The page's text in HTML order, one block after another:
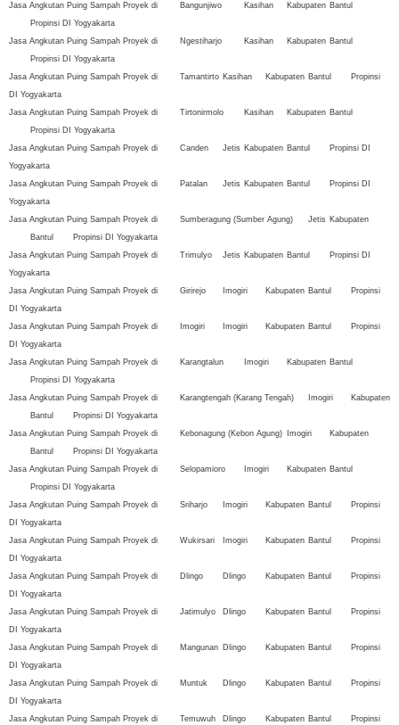
Jasa Angkutan Puing Sampah Proyek di
Bangunjiwo Kasihan Kabupaten Bantul
Propinsi DI Yogyakarta
Jasa Angkutan Puing Sampah Proyek di
Ngestiharjo Kasihan Kabupaten Bantul
Propinsi DI Yogyakarta
Jasa Angkutan Puing Sampah Proyek di
Tamantirto Kasihan Kabupaten Bantul
Propinsi
DI Yogyakarta
Jasa Angkutan Puing Sampah Proyek di
Tirtonirmolo Kasihan Kabupaten Bantul
Propinsi DI Yogyakarta
Jasa Angkutan Puing Sampah Proyek di
Canden Jetis Kabupaten Bantul
Propinsi DI
Yogyakarta
Jasa Angkutan Puing Sampah Proyek di
Patalan Jetis Kabupaten Bantul
Propinsi DI
Yogyakarta
Jasa Angkutan Puing Sampah Proyek di
Sumberagung (Sumber Agung) Jetis Kabupaten
Bantul
Propinsi DI Yogyakarta
Jasa Angkutan Puing Sampah Proyek di
Trimulyo Jetis Kabupaten Bantul
Propinsi DI
Yogyakarta
Jasa Angkutan Puing Sampah Proyek di
Girirejo Imogiri Kabupaten Bantul
Propinsi
DI Yogyakarta
Jasa Angkutan Puing Sampah Proyek di
Imogiri Imogiri Kabupaten Bantul
Propinsi
DI Yogyakarta
Jasa Angkutan Puing Sampah Proyek di
Karangtalun Imogiri Kabupaten Bantul
Propinsi DI Yogyakarta
Jasa Angkutan Puing Sampah Proyek di
Karangtengah (Karang Tengah) Imogiri
Kabupaten
Bantul
Propinsi DI Yogyakarta
Jasa Angkutan Puing Sampah Proyek di
Kebonagung (Kebon Agung) Imogiri
Kabupaten
Bantul
Propinsi DI Yogyakarta
Jasa Angkutan Puing Sampah Proyek di
Selopamioro Imogiri Kabupaten Bantul
Propinsi DI Yogyakarta
Jasa Angkutan Puing Sampah Proyek di
Sriharjo Imogiri Kabupaten Bantul
Propinsi
DI Yogyakarta
Jasa Angkutan Puing Sampah Proyek di
Wukirsari Imogiri Kabupaten Bantul
Propinsi
DI Yogyakarta
Jasa Angkutan Puing Sampah Proyek di
Dlingo Dlingo Kabupaten Bantul
Propinsi
DI Yogyakarta
Jasa Angkutan Puing Sampah Proyek di
Jatimulyo Dlingo Kabupaten Bantul
Propinsi
DI Yogyakarta
Jasa Angkutan Puing Sampah Proyek di
Mangunan Dlingo Kabupaten Bantul
Propinsi
DI Yogyakarta
Jasa Angkutan Puing Sampah Proyek di
Muntuk Dlingo Kabupaten Bantul
Propinsi
DI Yogyakarta
Jasa Angkutan Puing Sampah Proyek di
Temuwuh Dlingo Kabupaten Bantul
Propinsi